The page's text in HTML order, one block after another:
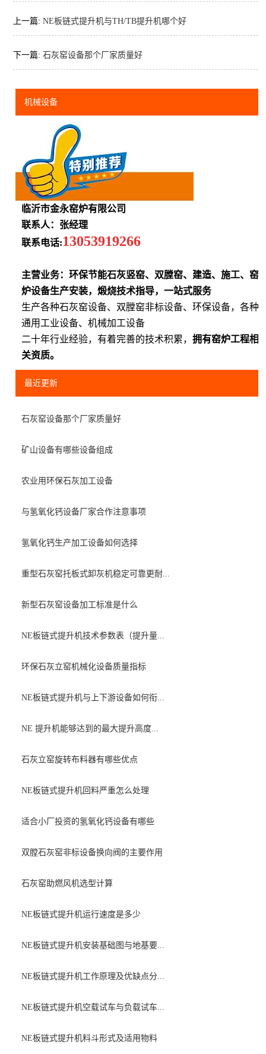
上一篇: NE板链式提升机与TH/TB提升机哪个好
下一篇: 石灰窑设备那个厂家质量好
机械设备
临沂市金永窑炉有限公司
联系人：张经理
联系电话:13053919266
主营业务：环保节能石灰竖窑、双膛窑、建造、施工、窑
炉设备生产安装，煅烧技术指导，一站式服务
生产各种石灰窑设备、双膛窑非标设备、环保设备，各种
通用工业设备、机械加工设备
二十年行业经验，有着完善的技术积累，拥有窑炉工程相
关资质。
最近更新
石灰窑设备那个厂家质量好
矿山设备有哪些设备组成
农业用环保石灰加工设备
与氢氧化钙设备厂家合作注意事项
氢氧化钙生产加工设备如何选择
重型石灰窑托板式卸灰机稳定可靠更耐...
新型石灰窑设备加工标准是什么
NE板链式提升机技术参数表（提升量...
环保石灰立窑机械化设备质量指标
NE板链式提升机与上下游设备如何衔...
NE 提升机能够达到的最大提升高度...
石灰立窑旋转布料器有哪些优点
NE板链式提升机回料严重怎么处理
适合小厂投资的氢氧化钙设备有哪些
双膛石灰窑非标设备换向阀的主要作用
石灰窑助燃风机选型计算
NE板链式提升机运行速度是多少
NE板链式提升机安装基础图与地基要...
NE板链式提升机工作原理及优缺点分...
NE板链式提升机空载试车与负载试车...
NE板链式提升机料斗形式及适用物料